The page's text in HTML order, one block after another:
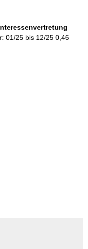
01/25 bis 12/25 0,46